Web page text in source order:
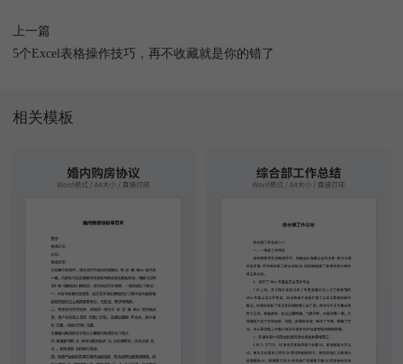
上一篇
5个Excel表格操作技巧，再不收藏就是你的错了
相关模板